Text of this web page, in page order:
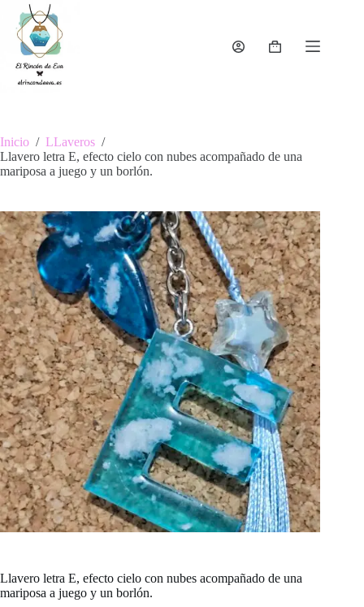
contenido
Carro
Inicio / LLaveros /
Llavero letra E, efecto cielo con nubes acompañado de una
mariposa a juego y un borlón.
Llavero letra E, efecto cielo con nubes acompañado de una
mariposa a juego y un borlón.